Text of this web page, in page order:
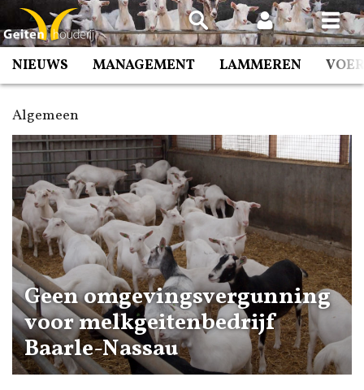
Spring
naar
inhoud
NIEUWS MANAGEMENT LAMMEREN
Algemeen
Geen omgevingsvergunning
voor melkgeitenbedrijf
Baarle-Nassau